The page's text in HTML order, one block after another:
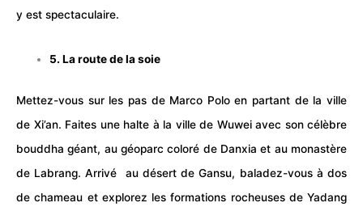
y est spectaculaire.
5. La route de la soie
Mettez-vous sur les pas de Marco Polo en partant de la ville
de Xi’an. Faites une halte à la ville de Wuwei avec son célèbre
bouddha géant, au géoparc coloré de Danxia et au monastère
de Labrang. Arrivé au désert de Gansu, baladez-vous à dos
de chameau et explorez les formations rocheuses de Yadang